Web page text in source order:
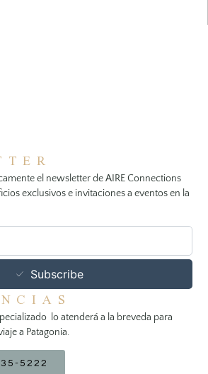
el newsletter de AIRE Connections
exclusivos e invitaciones a eventos en la
Subscribe
lo atenderá a la breveda para
a Patagonia.
5222